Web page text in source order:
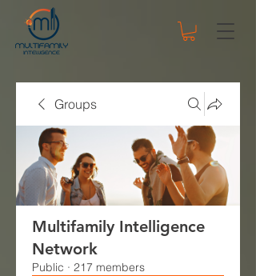
Groups
Multifamily Intelligence
Network
Public · 217 members